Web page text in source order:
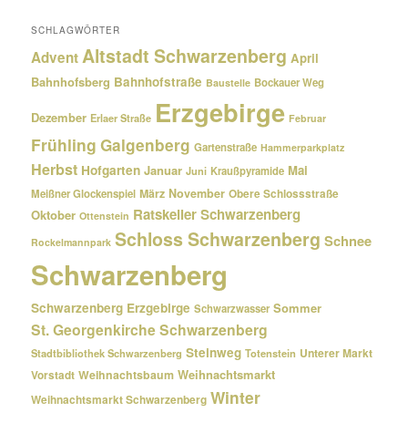
SCHLAGWÖRTER
AdventAltstadt Schwarzenberg April
Bahnhofsberg Bahnhofstraße Baustelle Bockauer Weg
Dezember Erlaer Straße Erzgebirge Februar
Frühling Galgenberg Gartenstraße Hammerparkplatz
Herbst Hofgarten Januar Juni Kraußpyramide Mai
Meißner Glockenspiel März November Obere Schlossstraße
Oktober Ottenstein Ratskeller Schwarzenberg
Rockelmannpark Schloss Schwarzenberg Schnee
Schwarzenberg
Schwarzenberg Erzgebirge Schwarzwasser Sommer
St. Georgenkirche Schwarzenberg
Stadtbibliothek Schwarzenberg Steinweg Totenstein Unterer Markt
Vorstadt Weihnachtsbaum Weihnachtsmarkt
Weihnachtsmarkt Schwarzenberg Winter